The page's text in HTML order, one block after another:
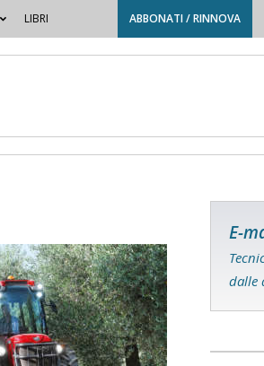
LIBRI ABBONATI / RINNOVA
E-
dalle